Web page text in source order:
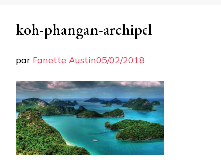
koh-phangan-archipel
par Fanette Austin05/02/2018